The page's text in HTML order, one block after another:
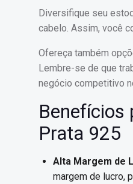
Diversifique seu
cabelo. Assim, você
Ofereça também
Lembre-se de que
negócio competitivo
Benefícios
Prata 925
Alta Margem de
margem de lucro,